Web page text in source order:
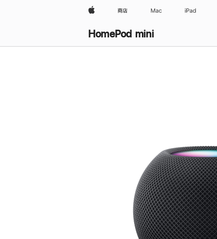
Apple 商店 Mac iPad
HomePod mini